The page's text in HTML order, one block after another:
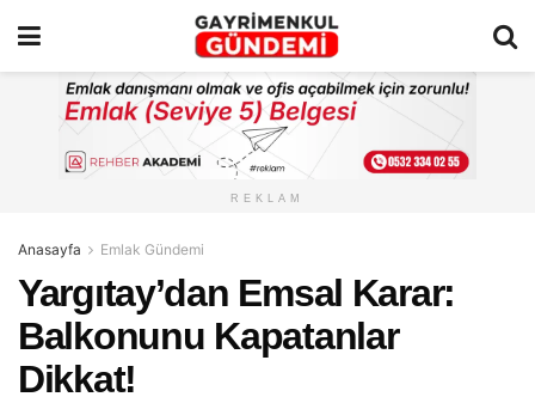
REKLAM
Anasayfa Emlak Gündemi
Yargıtay’dan Emsal Karar:
Balkonunu Kapatanlar
Dikkat!